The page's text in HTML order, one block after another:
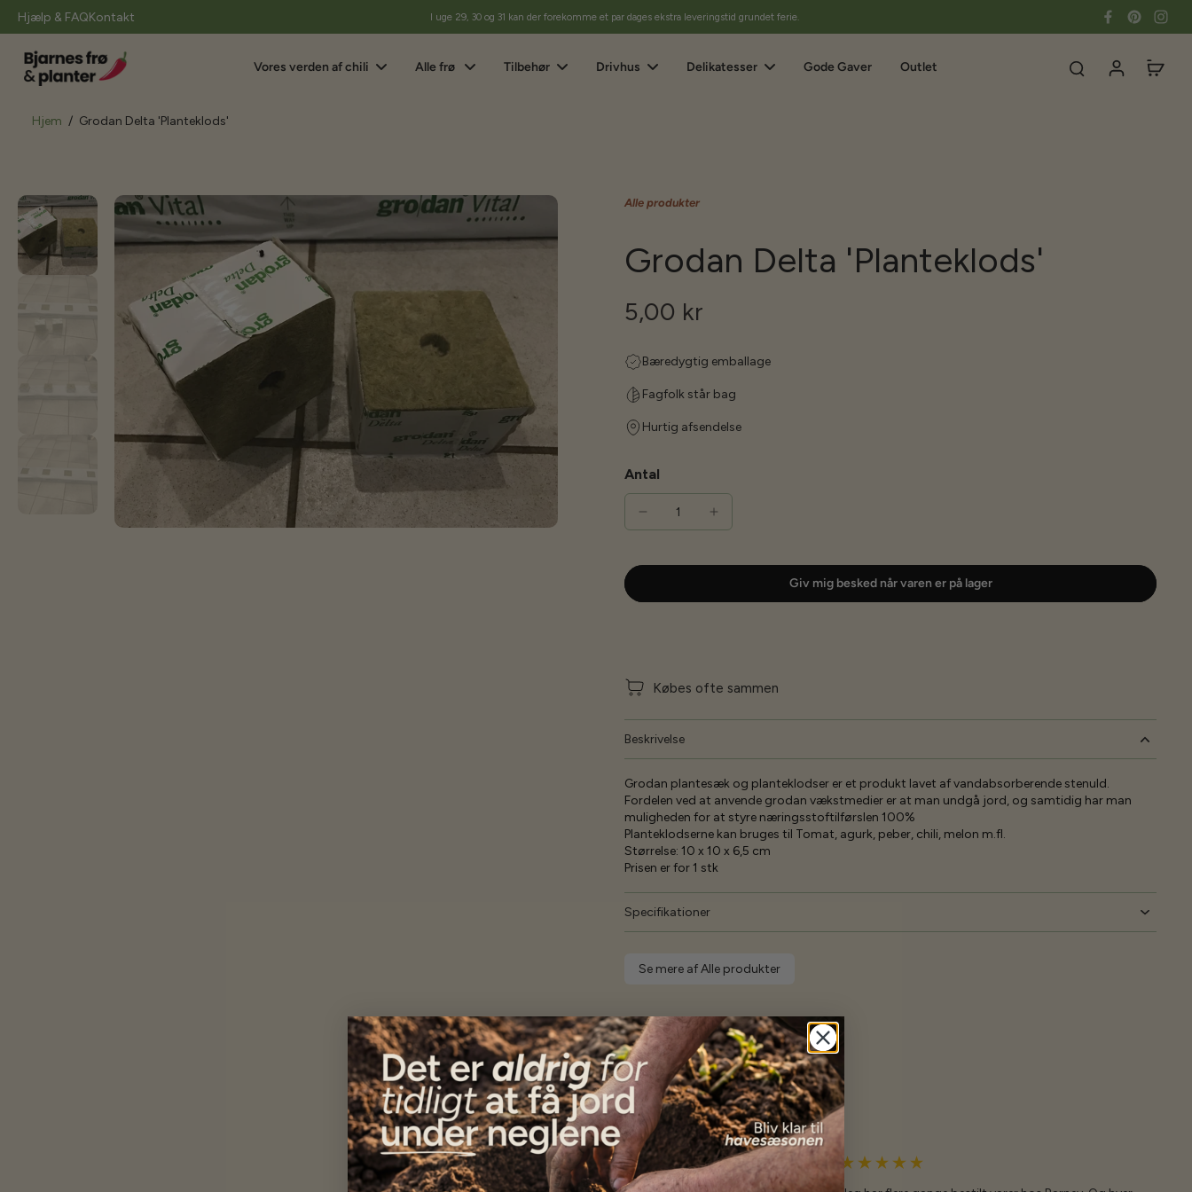
Hjælp & FAQKontakt I uge 29, 30 og 31 kan der forekomme et par dages ekstra leveringstid grundet ferie.
Vores verden af chili Alle frø Tilbehør Drivhus Delikatesser Gode Gaver Outlet
Hjem / Grodan Delta 'Planteklods'
Gå
produktoplysninger
Alle produkter
Grodan Delta 'Planteklods'
5,00 kr
Bæredygtig emballage
Fagfolk står bag
Hurtig afsendelse
Antal
Giv mig besked når varen er på lager
Købes ofte sammen
Beskrivelse
Grodan plantesæk og planteklodser er et produkt lavet af vandabsorberende stenuld.
Fordelen ved at anvende grodan vækstmedier er at man undgå jord, og samtidig har man
muligheden for at styre næringsstoftilførslen 100%
Planteklodserne kan bruges til Tomat, agurk, peber, chili, melon m.fl.
Størrelse: 10 x 10 x 6,5 cm
Prisen er for 1 stk
Specifikationer
Se mere af Alle produkter
Vores kundersiger...